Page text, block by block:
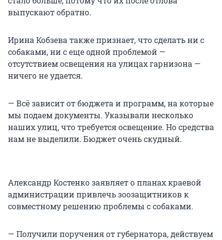
выпускают обратно.
Ирина Кобзева также признает, что сделать ни с
собаками, ни с еще одной проблемой —
отсутствием освещения на улицах гарнизона —
ничего не удается.
— Всё зависит от бюджета и программ, на которые
мы подаем документы. Указывали несколько
наших улиц, что требуется освещение. Но средства
нам не выделили. Бюджет очень скудный.
Александр Костенко заявляет о планах краевой
администрации привлечь зоозащитников к
совместному решению проблемы с собаками.
— Получили поручения от губернатора, действуем